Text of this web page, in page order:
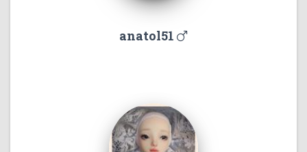
anatol51